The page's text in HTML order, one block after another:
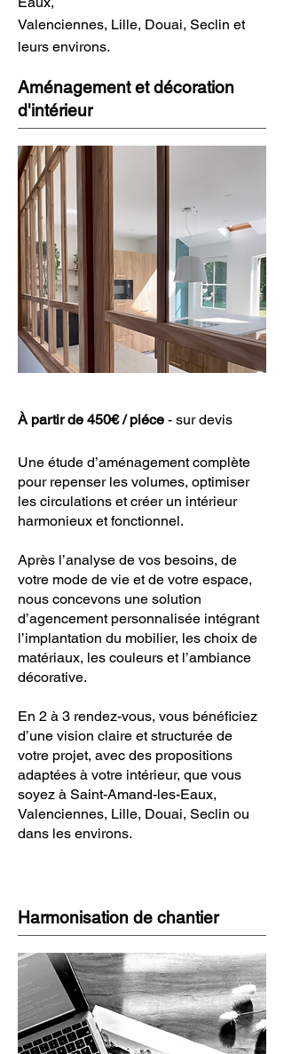
Valenciennes, Lille, Douai, Seclin et
leurs environs.
Aménagement et décoration
d'intérieur
À partir de 450€ / piéce ​ - sur devis ​
Une étude d’aménagement complète
pour repenser les volumes, optimiser
les circulations et créer un intérieur
harmonieux et fonctionnel.
Après l’analyse de vos besoins, de
votre mode de vie et de votre espace,
nous concevons une solution
d’agencement personnalisée intégrant
l’implantation du mobilier, les choix de
matériaux, les couleurs et l’ambiance
décorative.
En 2 à 3 rendez-vous, vous bénéficiez
d’une vision claire et structurée de
votre projet, avec des propositions
adaptées à votre intérieur, que vous
soyez à Saint-Amand-les-Eaux,
Valenciennes, Lille, Douai, Seclin ou
dans les environs.
Harmonisation de chantier